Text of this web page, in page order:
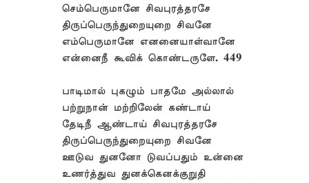
செம்பெருமானே சிவபுரத்தரசே
திருப்பெருந்துறையுறை சிவனே
எம்பெருமானே எனனையாள்வானே
என்னைநீ கூவிக் கொண்டருளே. 449
பாடிமால் புகழும் பாதமே அல்லால்
பற்றுநான் மற்றிலேன் கண்டாய்
தேடிநீ ஆண்டாய் சிவபுரத்தரசே
திருப்பெருந்துறையுறை சிவனே
ஊடுவ துனனோ டுவப்பதும் உன்னை
உணர்த்துவ துனக்கெனக்குறுதி